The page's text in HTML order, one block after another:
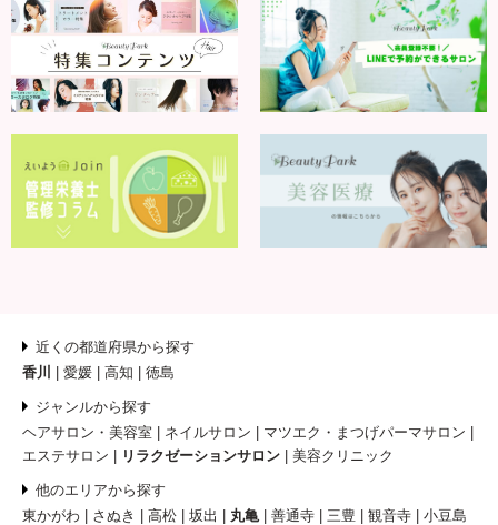
近くの都道府県から探す
香川
愛媛 高知 徳島
ジャンルから探す
ヘアサロン・美容室
ネイルサロン
マツエク・まつげパーマサロン
エステサロン
リラクゼーションサロン 美容クリニック
他のエリアから探す
東かがわ
さぬき 高松 坂出 丸亀 善通寺 三豊 観音寺 小豆島